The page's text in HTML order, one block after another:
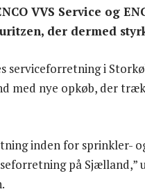
VVS Service og
der dermed
serviceforretning i
med nye opkøb, der
inden for sprinkler-
på